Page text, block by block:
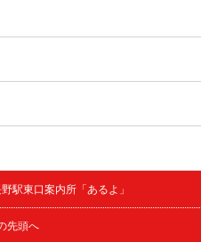
駅東口案内所「あるよ」
先頭へ